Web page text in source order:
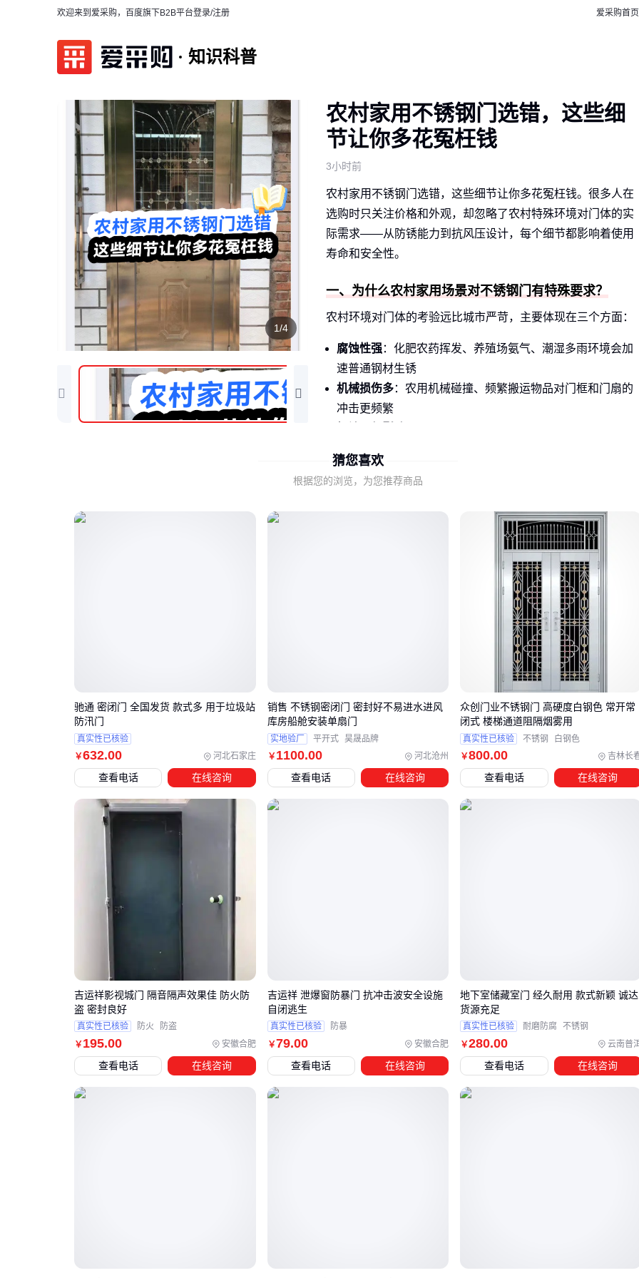
欢迎来到爱采购，百度旗下B2B平台登录/注册 爱采购首页
知识科普
1/4
农村家用不锈钢门选错，这些细
节让你多花冤枉钱
3小时前
农村家用不锈钢门选错，这些细节让你多花冤枉钱。很多人在
选购时只关注价格和外观，却忽略了农村特殊环境对门体的实
际需求——从防锈能力到抗风压设计，每个细节都影响着使用
寿命和安全性。
一、为什么农村家用场景对不锈钢门有特殊要求？
农村环境对门体的考验远比城市严苛，主要体现在三个方面：
腐蚀性强：化肥农药挥发、养殖场氨气、潮湿多雨环境会加
速普通钢材生锈
机械损伤多：农用机械碰撞、频繁搬运物品对门框和门扇的
冲击更频繁
这些场景下，普通不锈钢门
二、不锈钢门材质和工艺的真相
市面上所谓"不锈钢门"实际差异巨大，关键要看两个核心指
：304不锈钢是农村家用的底线，沿海或高湿地区建
：一体成型比焊接更耐腐蚀，门框厚度低于1.2mm
：拉丝工艺比镜面更耐刮擦，特殊涂层能延长抗腐
蚀周期
⚠️ 常见误区：不锈钢≠永不生锈。农村使用中要特别注意：
铰链位置容易堆积污物形成电化学腐蚀
门框与墙体接缝处是最先锈穿的部位
的款式
强化耐用型
适用：养殖场、农资仓库
配置：316不锈钢+加强门框
优势：抗氨气腐蚀，门框抗扭强度提升30%
猜您喜欢
根据您的浏览，为您推荐商品
￥632.00 河北石家庄
驰通 密闭门 全国发货 款式多 用于垃圾站
防汛门
真实性已核验
查看电话 在线咨询
￥ 1100.00 河北沧州
销售 不锈钢密闭门 密封好不易进水进风
库房船舱安装单扇门
实地验厂 平开式 昊晟品牌
查看电话 在线咨询
￥800.00 吉林长
众创门业不锈钢门 高硬度白钢色 常开常
闭式 楼梯通道阻隔烟雾用
真实性已核验 不锈钢 白钢色
查看电话 在线咨询
￥ 195.00 安徽合肥
吉运祥影视城门 隔音隔声效果佳 防火防
盗 密封良好
真实性已核验 防火 防盗
查看电话 在线咨询
￥79.00 安徽合肥
吉运祥 泄爆窗防暴门 抗冲击波安全设施
自闭逃生
真实性已核验 防暴
查看电话 在线咨询
￥280.00 云南普
地下室储藏室门 经久耐用 款式新颖 诚达
货源充足
真实性已核验 耐磨防腐 不锈钢
查看电话 在线咨询